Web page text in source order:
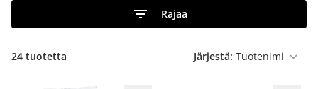
Rajaa
24 tuotetta Järjestä: